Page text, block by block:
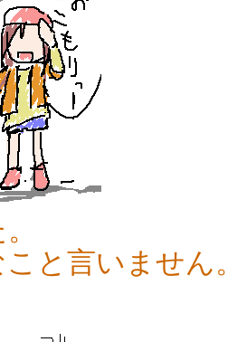
と言いません